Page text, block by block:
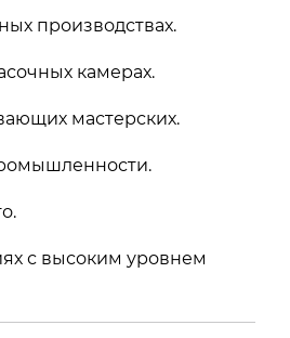
производствах.
камерах.
мастерских.
с высоким уровнем